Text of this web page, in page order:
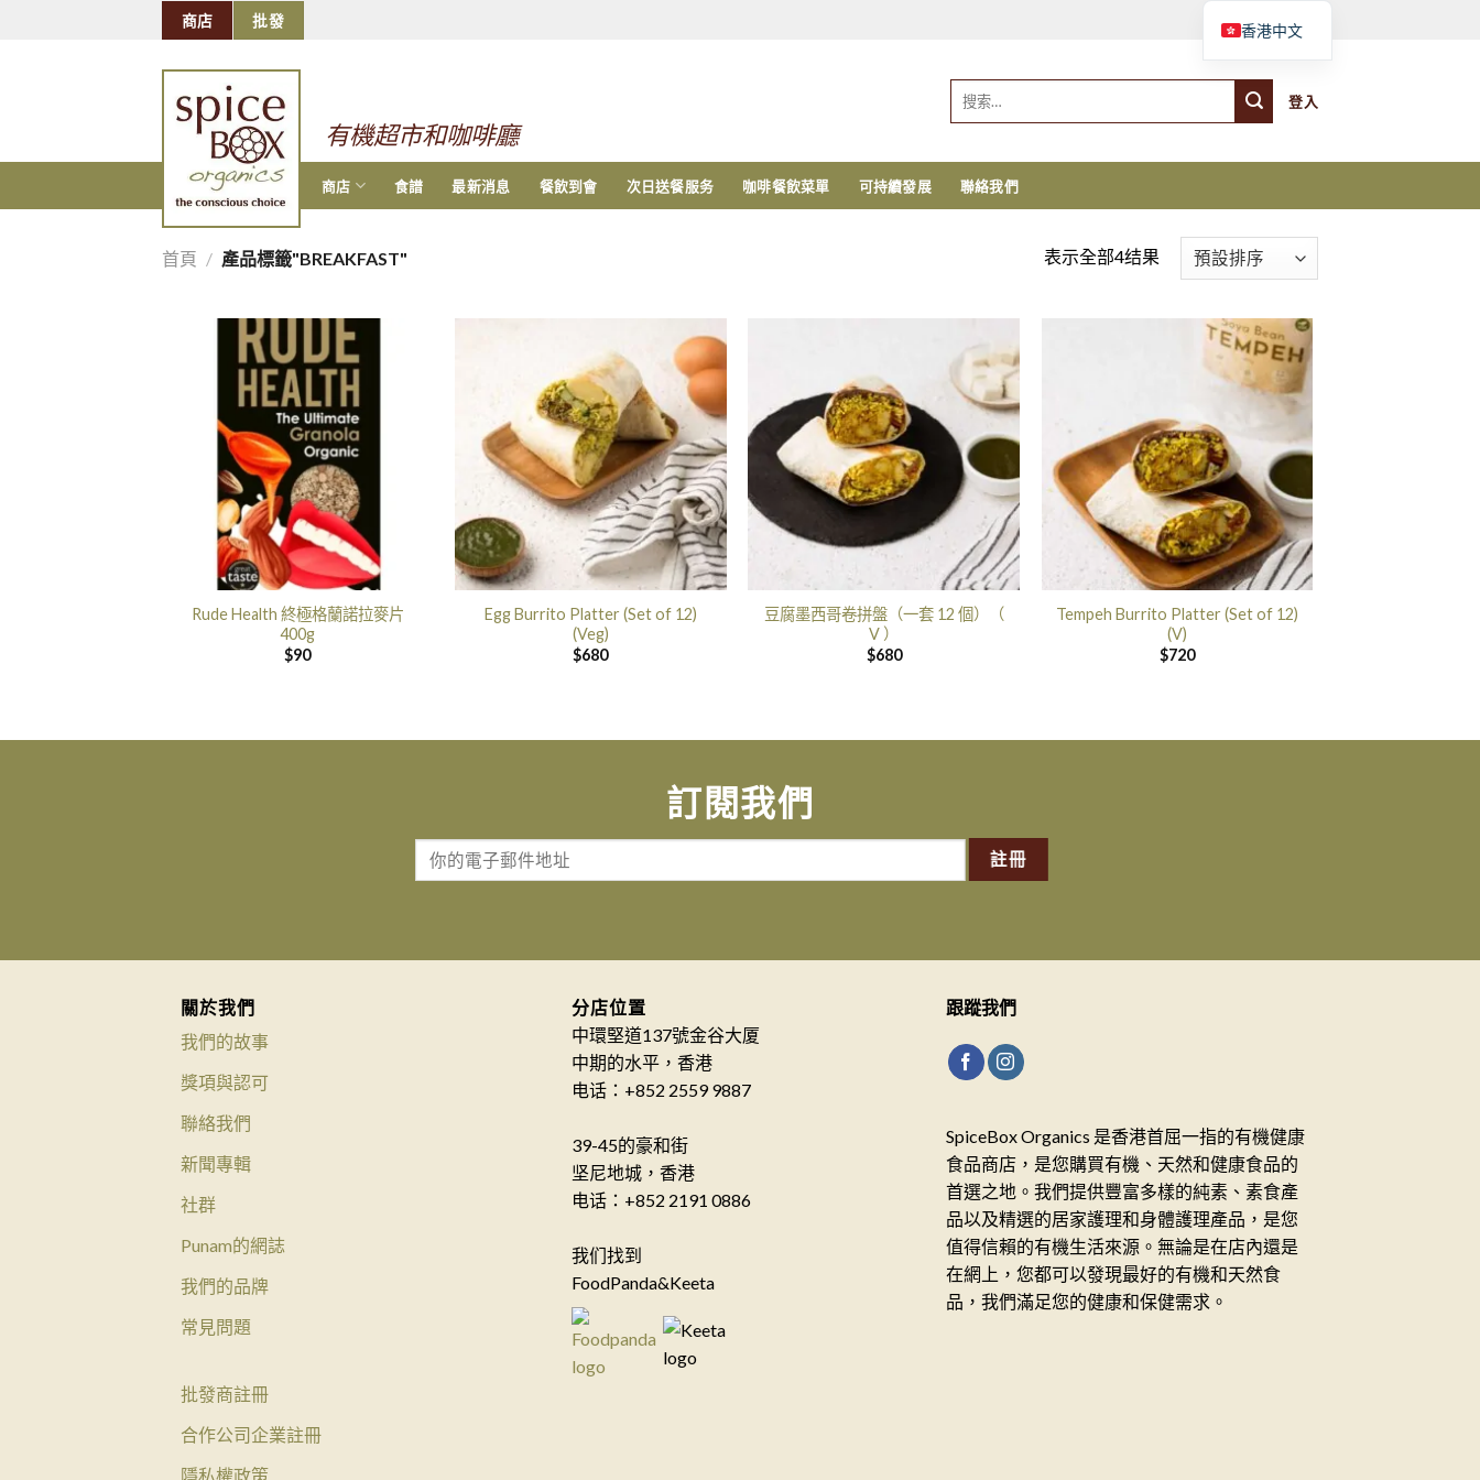
商店 批發 購物車
有機超市和咖啡廳
索：
登入
商店 食譜 最新消息 餐飲到會 次日送餐服务 咖啡餐飲菜單 可持續發展 聯絡我們
首頁 / 產品標籤"BREAKFAST" 表示全部4结果
Rude Health 終極格蘭諾拉麥片
400g
$90
Egg Burrito Platter (Set of 12)
(Veg)
$680
豆腐墨西哥卷拼盤（一套 12 個）（
V ）
$680
Tempeh Burrito Platter (Set of 12)
(V)
$720
訂閱我們
關於我們
我們的故事
獎項與認可
聯絡我們
新聞專輯
社群
Punam的網誌
我們的品牌
常見問題
批發商註冊
合作公司企業註冊
隱私權政策
分店位置
中環堅道137號金谷大厦
中期的水平，香港
电话：+852 2559 9887
39-45的豪和街
坚尼地城，香港
电话：+852 2191 0886
我们找到
FoodPanda&Keeta
跟蹤我們
SpiceBox Organics 是香港首屈一指的有機健康
食品商店，是您購買有機、天然和健康食品的
首選之地。我們提供豐富多樣的純素、素食產
品以及精選的居家護理和身體護理產品，是您
值得信賴的有機生活來源。無論是在店內還是
在網上，您都可以發現最好的有機和天然食
品，我們滿足您的健康和保健需求。
香港中文